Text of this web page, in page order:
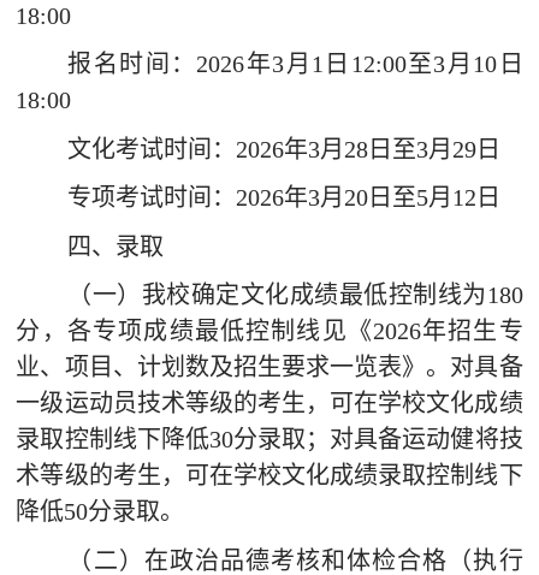
18:00
报名时间： 2026年3月 1 日 12:00至3月 10 日
18:00
文化考试时间： 2026年3月 28 日至3月 29 日
专项考试时间： 2026年3月 20 日至5月 12 日
四、录取
（一）我校确定文化成绩最低控制线为180
分 ， 各专项成绩最低控制线见《2026年招生专
业、项目、计划数及招生要求一览表》。对具备
一级运动员技术等级的考生，可在学校文化成绩
录取控制线下降低30分录取；对具备运动健将技
术等级的考生，可在学校文化成绩录取控制线下
降低50分录取。
（二）在政治品德考核和体检合格（执行